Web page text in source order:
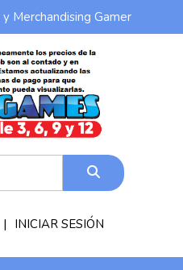
Merchandising Gamer
INICIAR SESIÓN